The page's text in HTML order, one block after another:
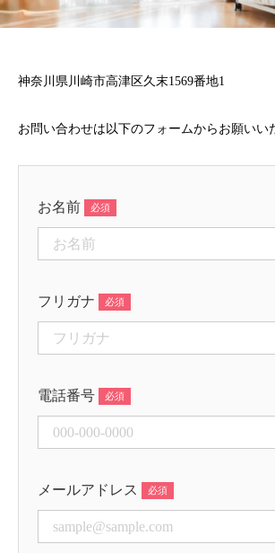
神奈川県川崎市高津区久末1569番地1
お問い合わせは以下のフォームからお願いい
お名前
フリガナ
電話番号
メールアドレス